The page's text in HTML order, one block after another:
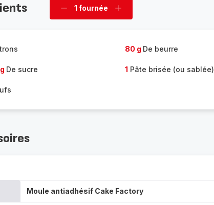
Supprimer
1 fournée
Ajouter
80 g De beurre
De sucre 1 Pâte brisée (ou sablée)
Moule antiadhésif Cake Factory